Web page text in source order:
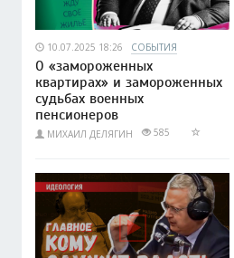
10.07.2025 18:26 СОБЫТИЯ
О «замороженных
квартирах» и замороженных
судьбах военных
пенсионеров
МИХАИЛ ДЕЛЯГИН 585